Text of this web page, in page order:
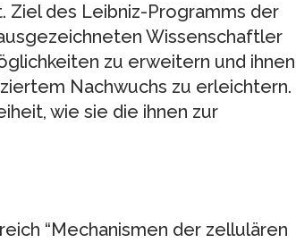
des Leibniz-Programms der
Wissenschaftler
zu erweitern und ihnen
Nachwuchs zu erleichtern.
wie sie die ihnen zur
“Mechanismen der zellulären